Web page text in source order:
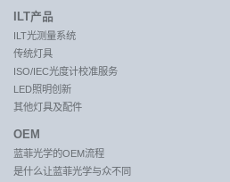
ILT产品
ILT光测量系统
传统灯具
ISO/IEC光度计校准服务
LED照明创新
其他灯具及配件
OEM
蓝菲光学的OEM流程
是什么让蓝菲光学与众不同